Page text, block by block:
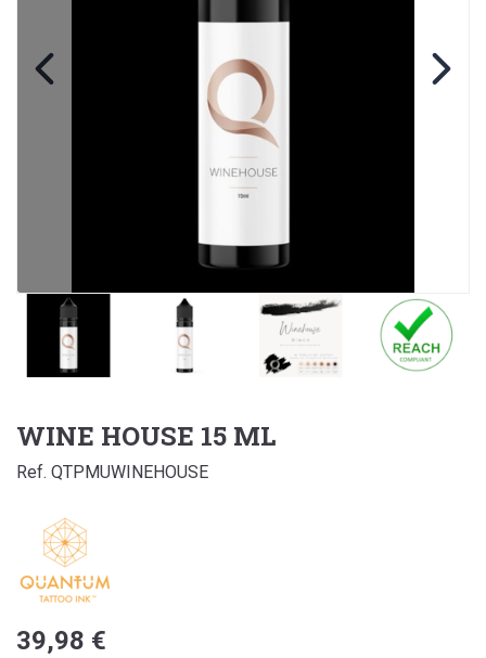
WINE HOUSE 15 ML
Ref. QTPMUWINEHOUSE
39,98 €